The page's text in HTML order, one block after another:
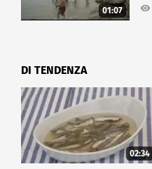
01:07
DI TENDENZA
02:34